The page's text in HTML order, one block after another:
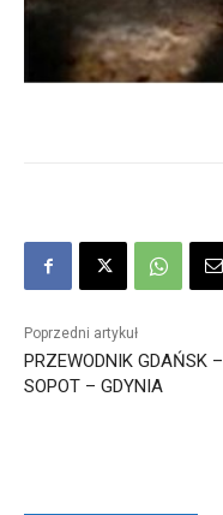
Poprzedni artykuł
PRZEWODNIK GDAŃSK –
SOPOT – GDYNIA